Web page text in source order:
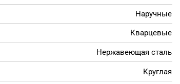
Наручные
Кварцевые
Нержавеющая сталь
Круглая